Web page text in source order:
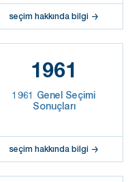
seçim hakkında bilgi
1961
1961 Genel Seçimi
Sonuçları
seçim hakkında bilgi